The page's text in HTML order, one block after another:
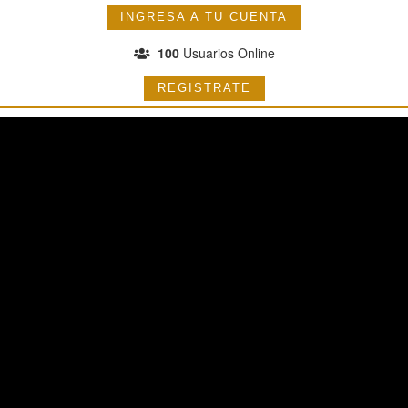
INGRESA A TU CUENTA
100Usuarios Online
REGISTRATE